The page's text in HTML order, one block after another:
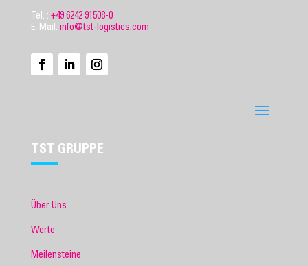
Tel. : +49 6242 91508-0
E-Mail: info@tst-logistics.com
TST GRUPPE
Über Uns
Werte
Meilensteine